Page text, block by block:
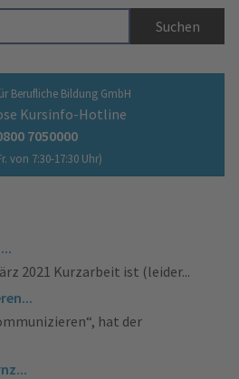
Berufliche Bildung GmbH
Kursinfo-Hotline
7050000
von 7:30-17:30 Uhr)
2021 Kurzarbeit ist (leider...
hat der